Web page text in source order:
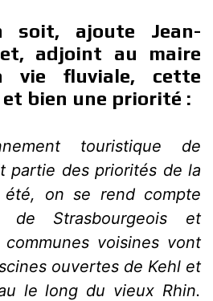
soit, ajoute Jean-
adjoint au maire
vie fluviale, cette
bien une priorité :
touristique de
partie des priorités de la
été, on se rend compte
de Strasbourgeois et
voisines vont
ouvertes de Kehl et
le long du vieux Rhin.